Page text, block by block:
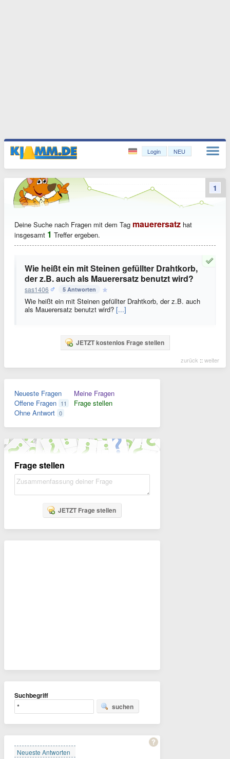
Login NEU
Deine Suche nach Fragen mit dem Tag mauerersatz hat
insgesamt 1 Treffer ergeben.
Wie heißt ein mit Steinen gefüllter Drahtkorb,
der z.B. auch als Mauerersatz benutzt wird?
sas1406 5 Antworten
Wie heißt ein mit Steinen gefüllter Drahtkorb, der z.B. auch
als Mauerersatz benutzt wird? [...]
JETZT kostenlos Frage stellen
zurück :: weiter
1
Neueste Fragen
Offene Fragen 11
Ohne Antwort 0
Meine Fragen
Frage stellen
Frage stellen
JETZT Frage stellen
Suchbegriff
suchen
Neueste Antworten